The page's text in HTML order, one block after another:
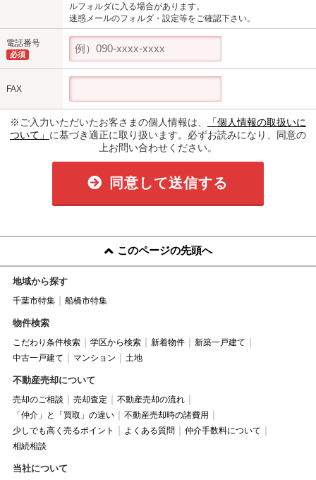
ルフォルダに入る場合があります。
迷惑メールのフォルダ・設定等をご確認下さい。
電話番号
必須
FAX
※ご入力いただいたお客さまの個人情報は、
「個人情報の取扱いに
ついて」 に基づき適正に取り扱います。必ずお読みになり、同意の
上お問い合わせください。
同意して送信する
このページの先頭へ
地域から探す
千葉市特集 船橋市特集
物件検索
こだわり条件検索 学区から検索 新着物件
新築一戸建て
中古一戸建て
マンション 土地
不動産売却について
売却のご相談 売却査定
不動産売却の流れ
「仲介」と「買取」の違い
不動産売却時の諸費用
少しでも高く売るポイント
よくある質問
仲介手数料について
相続相談
当社について